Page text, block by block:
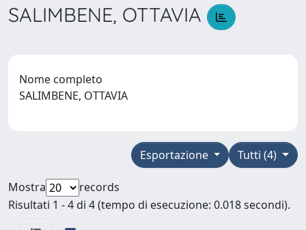
SALIMBENE, OTTAVIA
Nome completo
SALIMBENE, OTTAVIA
Tutti (4)
Esportazione
Mostra
records
Risultati 1 - 4 di 4 (tempo di esecuzione: 0.018 secondi).